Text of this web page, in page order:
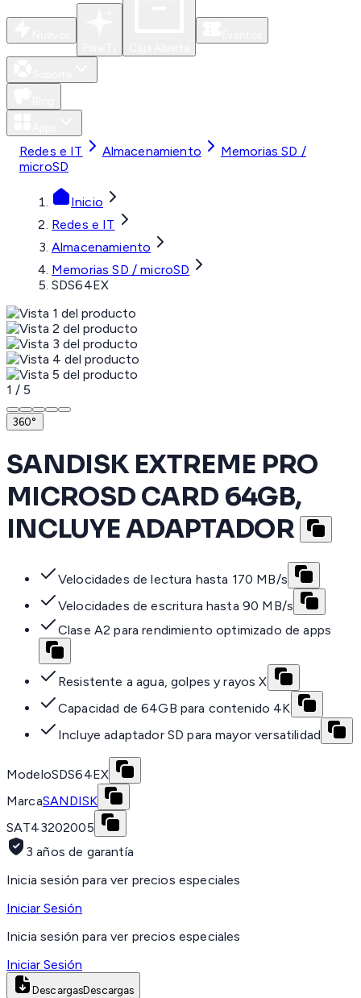
Redes e IT Almacenamiento
Memorias SD /
microSD
Inicio
Redes e IT
Almacenamiento
Memorias SD / microSD
SDS64EX
1 / 5
360°
SANDISK EXTREME PRO
MICROSD CARD 64GB,
INCLUYE ADAPTADOR
Velocidades de lectura hasta 170 MB/s
Velocidades de escritura hasta 90 MB/s
Clase A2 para rendimiento optimizado de apps
Resistente a agua, golpes y rayos X
Capacidad de 64GB para contenido 4K
Incluye adaptador SD para mayor versatilidad
ModeloSDS64EX
MarcaSANDISK
SAT43202005
3 años de garantía
Inicia sesión para ver precios especiales
Iniciar Sesión
Inicia sesión para ver precios especiales
Iniciar Sesión
DescargasDescargas